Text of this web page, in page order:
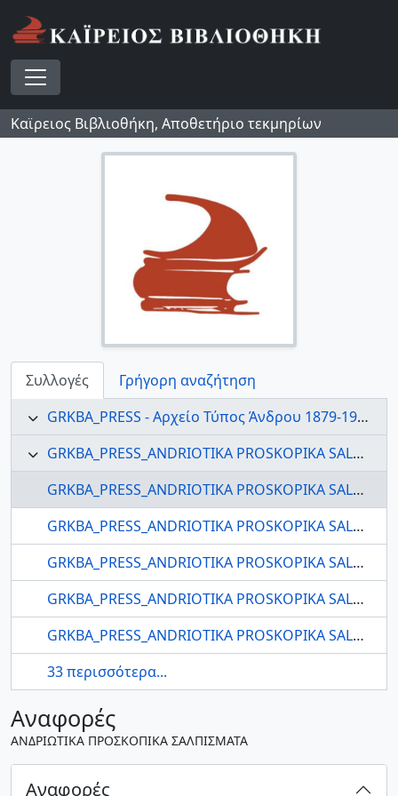
Skip to main content
Toggle navigation
Καϊρειος Βιβλιοθήκη, Αποθετήριο τεκμηρίων
Συλλογές
Γρήγορη αναζήτηση
GRKBA_PRESS - Αρχείο Τύπος Άνδρου 1879-1999
GRKBA_PRESS_ANDRIOTIKA PROSKOPIKA SALPISMATA - Ανδριωτικά Προσκοπικά Σαλπίσματα
GRKBA_PRESS_ANDRIOTIKA PROSKOPIKA SALPISMATA_1984_001 - ΑΝΔΡΙΩΤΙΚΑ ΠΡΟΣΚΟΠΙΚΑ ΣΑΛΠΙΣΜΑΤΑ
GRKBA_PRESS_ANDRIOTIKA PROSKOPIKA SALPISMATA_1984_002 - ΑΝΔΡΙΩΤΙΚΑ ΠΡΟΣΚΟΠΙΚΑ ΣΑΛΠΙΣΜΑΤΑ
GRKBA_PRESS_ANDRIOTIKA PROSKOPIKA SALPISMATA_1984_003 - ΑΝΔΡΙΩΤΙΚΑ ΠΡΟΣΚΟΠΙΚΑ ΣΑΛΠΙΣΜΑΤΑ
GRKBA_PRESS_ANDRIOTIKA PROSKOPIKA SALPISMATA_1984_004 - ΑΝΔΡΙΩΤΙΚΑ ΠΡΟΣΚΟΠΙΚΑ ΣΑΛΠΙΣΜΑΤΑ
GRKBA_PRESS_ANDRIOTIKA PROSKOPIKA SALPISMATA_1984_005 - ΑΝΔΡΙΩΤΙΚΑ ΠΡΟΣΚΟΠΙΚΑ ΣΑΛΠΙΣΜΑΤΑ
33 περισσότερα...
Αναφορές
ΑΝΔΡΙΩΤΙΚΑ ΠΡΟΣΚΟΠΙΚΑ ΣΑΛΠΙΣΜΑΤΑ
Αναφορές